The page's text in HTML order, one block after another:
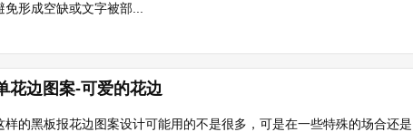
形成空缺或文字被部...
花边图案-可爱的花边
的黑板报花边图案设计可能用的不是很多，可是在一些特殊的场合还是